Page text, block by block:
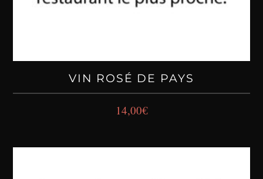
VIN ROSÉ DE PAYS
14,00€